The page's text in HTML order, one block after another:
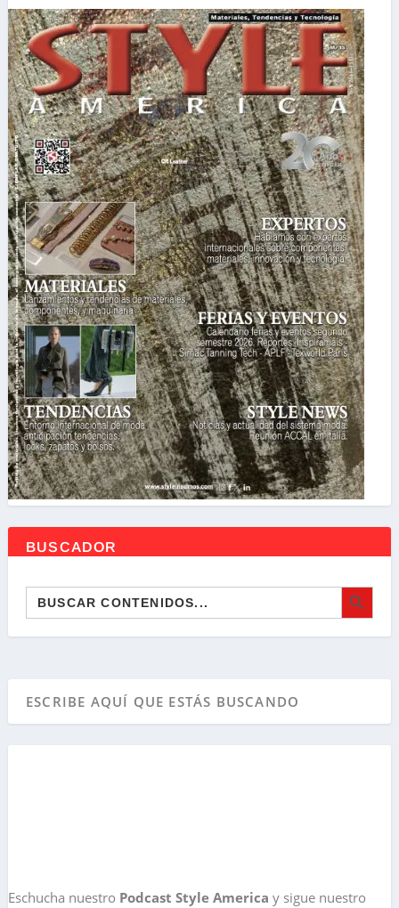
BUSCADOR
Buscar: BOTÓN DE
Eschucha nuestro Podcast Style America y sigue nuestro